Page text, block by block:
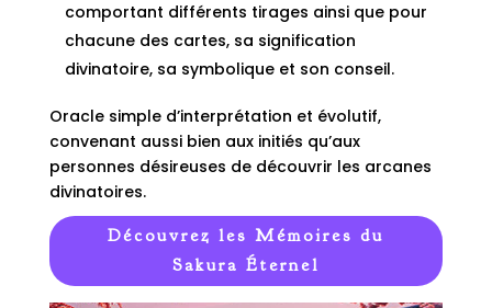
comportant différents tirages ainsi que pour
chacune des cartes, sa signification
divinatoire, sa symbolique et son conseil.
Oracle simple d’interprétation et évolutif,
convenant aussi bien aux initiés qu’aux
personnes désireuses de découvrir les arcanes
divinatoires.
Découvrez les Mémoires du
Sakura Éternel